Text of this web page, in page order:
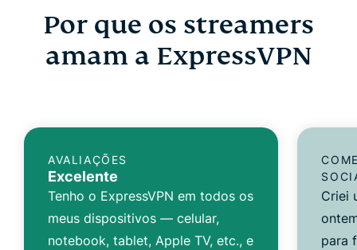
Por que os streamers
amam a ExpressVPN
AVALIAÇÕES
Excelente
Tenho o ExpressVPN em todos os
meus dispositivos — celular,
notebook, tablet, Apple TV, etc., e
Criei
para